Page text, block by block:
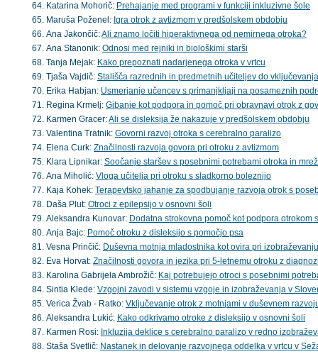
Katarina Mohorič: Prehajanje med programi v funkciji inkluzivne šole
Maruša Poženel: Igra otrok z avtizmom v predšolskem obdobju
Ana Jakončič:Ali znamo ločiti hiperaktivnega od nemirnega otroka?
Ana Stanonik: Odnosi med rejniki in biološkimi starši
Tanja Mejak: Kako prepoznati nadarjenega otroka v vrtcu
Tjaša Vajdič: Stališča razrednih in predmetnih učiteljev do
Erika Habjan: Usmerjanje učencev s primanjkljaji na posameznih
Regina Krmelj: Gibanje kot podpora in pomoč pri obravnavi otrok z
Karmen Gracer:Ali se disleksija že nakazuje v predšolskem obdobju
Valentina Tratnik: Govorni razvoj otroka s cerebralno paralizo
Elena Curk: Značilnosti razvoja govora pri otroku z avtizmom
Klara Lipnikar: Soočanje staršev s posebnimi potrebami otroka in
Ana Miholić: Vloga učitelja pri otroku s sladkorno boleznijo
Kaja Kohek: Terapevtsko jahanje za spodbujanje razvoja otrok s
Daša Plut: Otroci z epilepsijo v osnovni šoli
Aleksandra Kunovar: Dodatna strokovna pomoč kot podpora
Anja Bajc: Pomoč otroku z disleksijo s pomočjo psa
Vesna Prinčič: Duševna motnja mladostnika kot ovira pri
Eva Horvat: Značilnosti govora in jezika pri 5-letnemu otroku z
Karolina Gabrijela Ambrožič: Kaj potrebujejo otroci s posebnimi
Sintia Klede: Vzgojni zavodi v sistemu vzgoje in izobraževanja v
Verica Žvab - Ratko: Vključevanje otrok z motnjami v duševnem
Aleksandra Lukić: Kako odkrivamo otroke z disleksijo v osnovni šoli
Karmen Rosi: Inkluzija deklice s cerebralno paralizo v redno
Staša Svetlič: Nastanek in delovanje razvojnega oddelka v vrtcu v